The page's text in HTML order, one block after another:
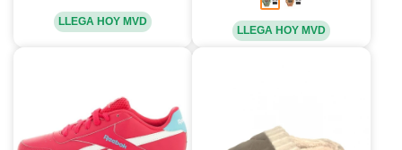
LLEGA HOY MVD
LLEGA HOY MVD